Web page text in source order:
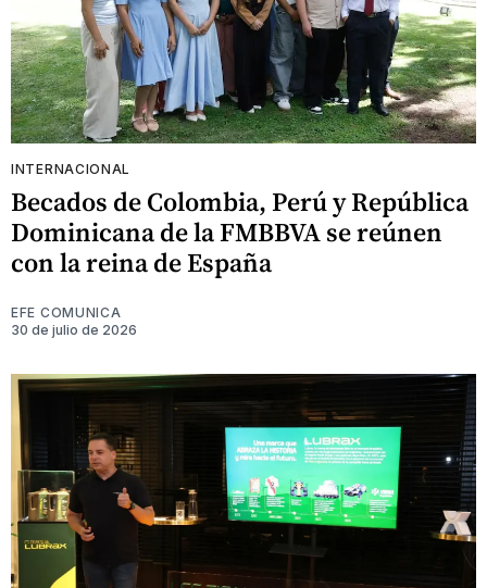
INTERNACIONAL
Becados de Colombia, Perú y República
Dominicana de la FMBBVA se reúnen
con la reina de España
EFE COMUNICA
30 de julio de 2026